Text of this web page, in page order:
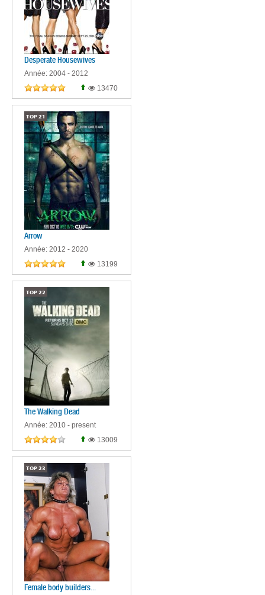
Desperate Housewives
Année: 2004 - 2012
13470
TOP 21
Arrow
Année: 2012 - 2020
13199
TOP 22
The Walking Dead
Année: 2010 - present
13009
TOP 23
Female body builders...